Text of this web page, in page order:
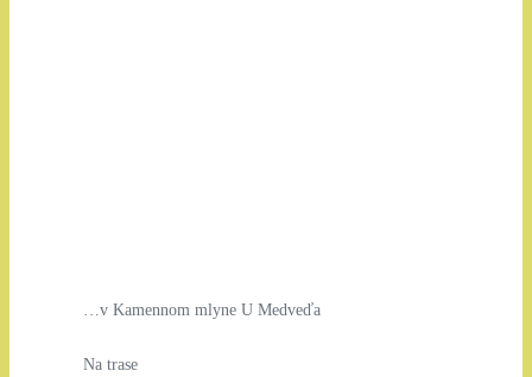
…v Kamennom mlyne U Medveďa
Na trase